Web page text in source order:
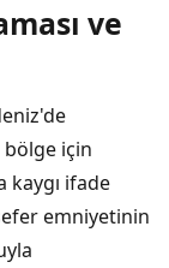
ve
bölge için
ifade
emniyetinin